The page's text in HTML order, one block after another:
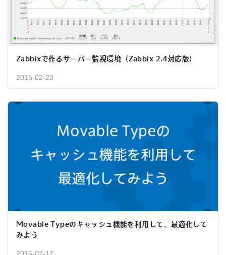
Zabbixで作るサーバー監視環境（Zabbix 2.4対応版）
2015-02-23
Movable Typeのキャッシュ機能を利用して、最適化して
みよう